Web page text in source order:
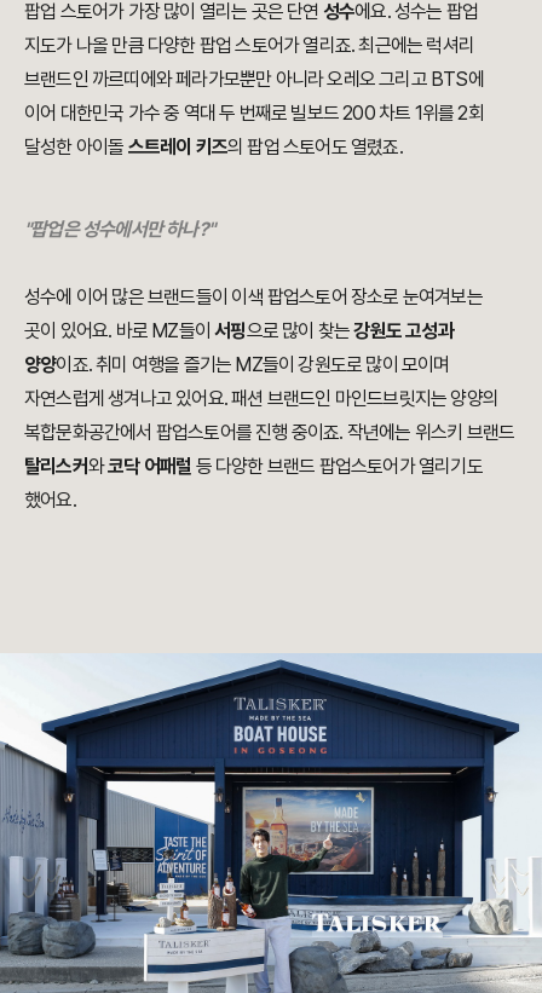
팝업 스토어가 가장 많이 열리는 곳은 단연 성수에요. 성수는 팝업
지도가 나올 만큼 다양한 팝업 스토어가 열리죠. 최근에는 럭셔리
브랜드인 까르띠에와 페라가모뿐만 아니라 오레오 그리고 BTS에
이어 대한민국 가수 중 역대 두 번째로 빌보드 200 차트 1위를 2회
달성한 아이돌 스트레이 키즈의 팝업 스토어도 열렸죠.
"팝업은 성수에서만 하나?"
성수에 이어 많은 브랜드들이 이색 팝업스토어 장소로 눈여겨보는
곳이 있어요. 바로 MZ들이서핑으로 많이 찾는강원도 고성과
양양이죠. 취미 여행을 즐기는 MZ들이 강원도로 많이 모이며
자연스럽게 생겨나고 있어요. 패션 브랜드인 마인드브릿지는 양양의
복합문화공간에서 팝업스토어를 진행 중이죠. 작년에는 위스키 브랜드
탈리스커와코닥 어패럴 등 다양한 브랜드 팝업스토어가 열리기도
했어요.